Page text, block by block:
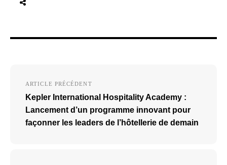
l’article
ARTICLE PRÉCÉDENT
Kepler International Hospitality Academy :
Lancement d’un programme innovant pour
façonner les leaders de l’hôtellerie de demain